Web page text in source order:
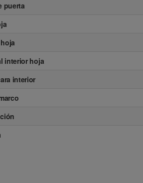
puerta
interior hoja
interior